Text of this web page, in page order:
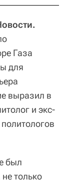
Газа
для
выразил в
и экс-
был
только